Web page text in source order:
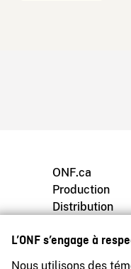
L’ONF s’engage à
Nous utilisons des
ONF.ca
Production
Distribution
Archives